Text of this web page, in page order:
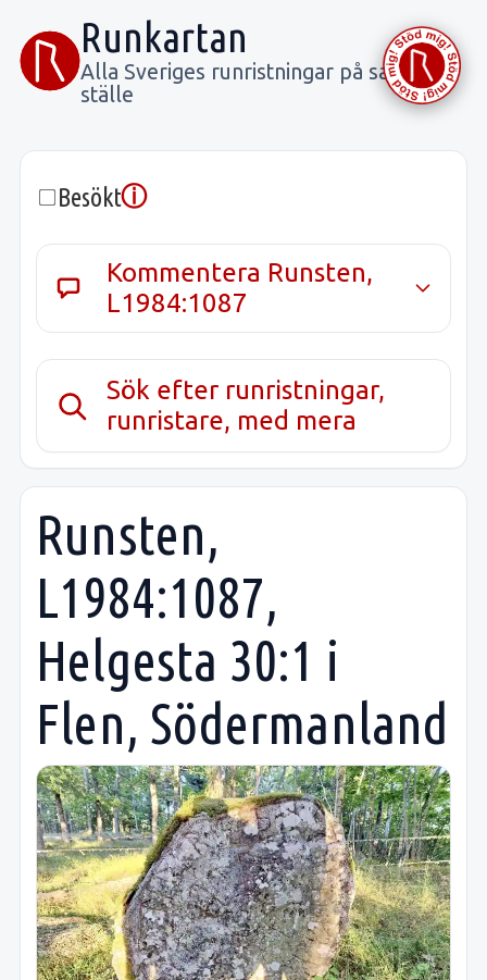
Runkartan
Alla Sveriges runristningar på samma
ställe
Besöktⓘ
Kommentera Runsten,
L1984:1087
Sök efter runristningar,
runristare, med mera
Runsten,
L1984:1087,
Helgesta 30:1 i
Flen, Södermanland